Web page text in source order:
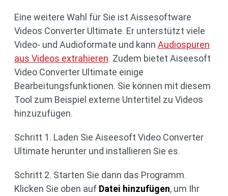
Eine weitere Wahl für Sie ist Aissesoftware
Videos Converter Ultimate. Er unterstützt viele
Video- und Audioformate und kann Audiospuren
aus Videos extrahieren. Zudem bietet Aiseesoft
Video Converter Ultimate einige
Bearbeitungsfunktionen. Sie können mit diesem
Tool zum Beispiel externe Untertitel zu Videos
hinzuzufügen.
Schritt 1. Laden Sie Aiseesoft Video Converter
Ultimate herunter und installieren Sie es.
Schritt 2. Starten Sie dann das Programm.
Klicken Sie oben auf Datei hinzufügen, um Ihr